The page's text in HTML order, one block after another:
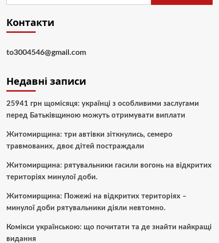
Контакти
to3004546@gmail.com
Недавні записи
25941 грн щомісяця: українці з особливими заслугами
перед Батьківщиною можуть отримувати виплати
Житомирщина: три автівки зіткнулись, семеро
травмованих, двоє дітей постраждали
Житомирщина: рятувальники гасили вогонь на відкритих
територіях минулої доби.
Житомирщина: Пожежі на відкритих територіях –
минулої доби рятувальники діяли невтомно.
Комікси українською: що почитати та де знайти найкращі
видання